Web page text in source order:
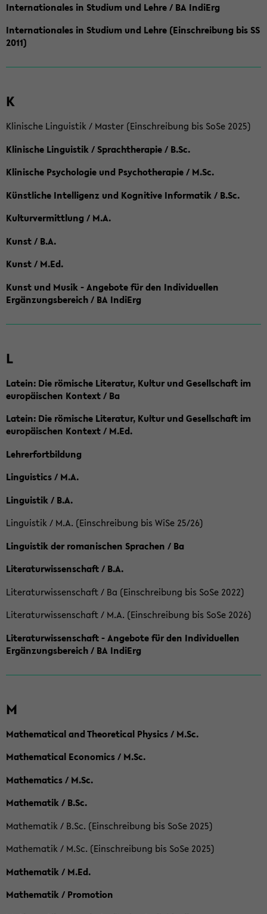
Internationales in Studium und Lehre / BA IndiErg
Internationales in Studium und Lehre (Einschreibung bis SS
2011)
K
Klinische Linguistik / Master (Einschreibung bis SoSe 2025)
Klinische Linguistik / Sprachtherapie / B.Sc.
Klinische Psychologie und Psychotherapie / M.Sc.
Künstliche Intelligenz und Kognitive Informatik / B.Sc.
Kulturvermittlung / M.A.
Kunst / B.A.
Kunst / M.Ed.
Kunst und Musik - Angebote für den Individuellen
Ergänzungsbereich / BA IndiErg
L
Latein: Die römische Literatur, Kultur und Gesellschaft im
europäischen Kontext / Ba
Latein: Die römische Literatur, Kultur und Gesellschaft im
europäischen Kontext / M.Ed.
Lehrerfortbildung
Linguistics / M.A.
Linguistik / B.A.
Linguistik / M.A. (Einschreibung bis WiSe 25/26)
Linguistik der romanischen Sprachen / Ba
Literaturwissenschaft / B.A.
Literaturwissenschaft / Ba (Einschreibung bis SoSe 2022)
Literaturwissenschaft / M.A. (Einschreibung bis SoSe 2026)
Literaturwissenschaft - Angebote für den Individuellen
Ergänzungsbereich / BA IndiErg
M
Mathematical and Theoretical Physics / M.Sc.
Mathematical Economics / M.Sc.
Mathematics / M.Sc.
Mathematik / B.Sc.
Mathematik / B.Sc. (Einschreibung bis SoSe 2025)
Mathematik / M.Sc. (Einschreibung bis SoSe 2025)
Mathematik / M.Ed.
Mathematik / Promotion